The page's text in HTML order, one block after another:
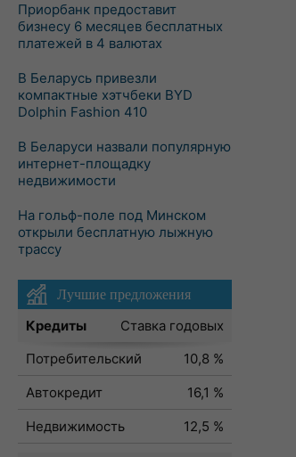
Приорбанк предоставит
бизнесу 6 месяцев бесплатных
платежей в 4 валютах
В Беларусь привезли
компактные хэтчбеки BYD
Dolphin Fashion 410
В Беларуси назвали популярную
интернет-площадку
недвижимости
На гольф-поле под Минском
открыли бесплатную лыжную
трассу
Лучшие предложения
Кредиты
Ставка годовых
Потребительский
10,8 %
Автокредит
16,1 %
Недвижимость
12,5 %